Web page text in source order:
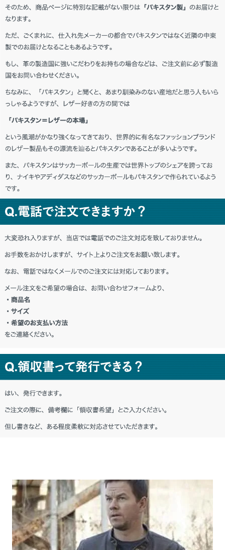
神奈川県 K・K様「良い物を買えた。最
高！！」
秋田県 M・I様「(プレゼント用だったの
で) デザインも品質の良さも気に入っても